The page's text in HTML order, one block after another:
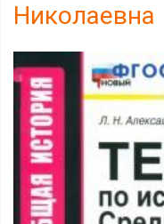
Николаевна